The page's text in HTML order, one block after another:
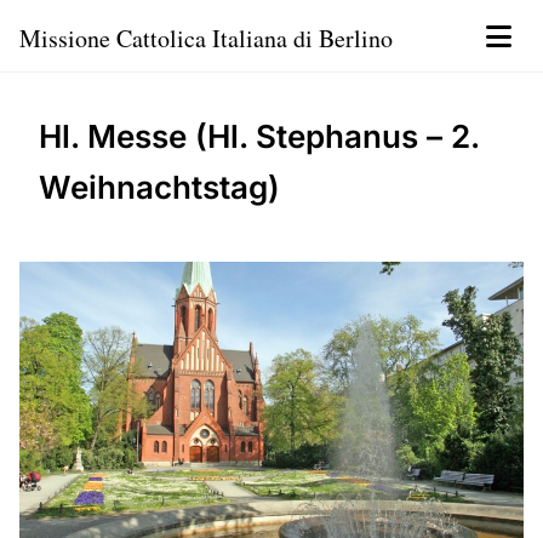
Missione Cattolica Italiana di Berlino
Hl. Messe (Hl. Stephanus – 2.
Weihnachtstag)